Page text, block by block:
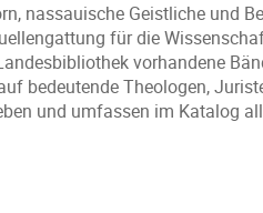
nassauische Geistliche und
für die
vorhandene
bedeutende Theologen,
und umfassen im Katalog